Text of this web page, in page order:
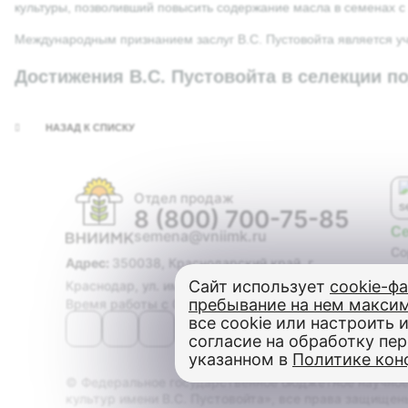
культуры, позволивший повысить содержание масла в семенах
Международным признанием заслуг В.С. Пустовойта является
Достижения В.С. Пустовойта в селекции
НАЗАД К СПИСКУ
Отдел продаж
8 (800) 700-75-85
semena@vniimk.ru
Адрес:
350038, Краснодарский край, г.
Краснодар, ул. им. Филатова, дом 17
Время работы с 08:00 до 17:00
© Федеральное государственное бюджетное
Сайт использует cookie-
пребывание на нем
все cookie или настроить
согласие на обработку
указанном в Политике